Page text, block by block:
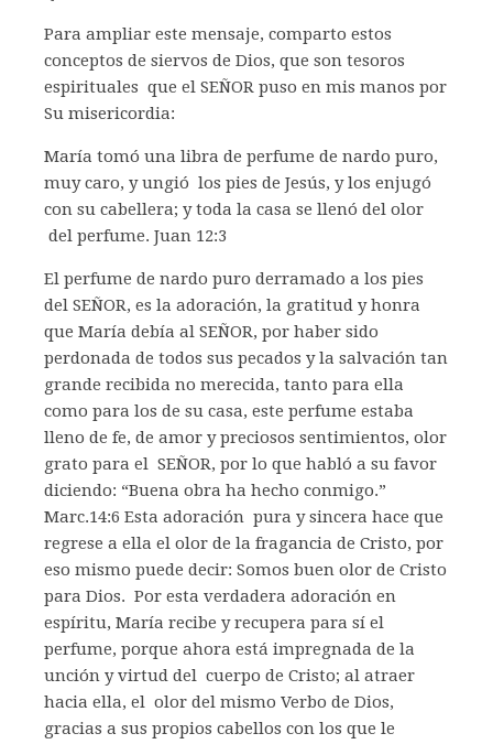
Para ampliar este mensaje, comparto estos
conceptos de siervos de Dios, que son tesoros
espirituales que el SEÑOR puso en mis manos por
Su misericordia:
María tomó una libra de perfume de nardo puro,
muy caro, y ungió los pies de Jesús, y los enjugó
con su cabellera; y toda la casa se llenó del olor
del perfume. Juan 12:3
El perfume de nardo puro derramado a los pies
del SEÑOR, es la adoración, la gratitud y honra
que María debía al SEÑOR, por haber sido
perdonada de todos sus pecados y la salvación tan
grande recibida no merecida, tanto para ella
como para los de su casa, este perfume estaba
lleno de fe, de amor y preciosos sentimientos, olor
grato para el SEÑOR, por lo que habló a su favor
diciendo: “Buena obra ha hecho conmigo.”
Marc.14:6 Esta adoración pura y sincera hace que
regrese a ella el olor de la fragancia de Cristo, por
eso mismo puede decir: Somos buen olor de Cristo
para Dios. Por esta verdadera adoración en
espíritu, María recibe y recupera para sí el
perfume, porque ahora está impregnada de la
unción y virtud del cuerpo de Cristo; al atraer
hacia ella, el olor del mismo Verbo de Dios,
gracias a sus propios cabellos con los que le